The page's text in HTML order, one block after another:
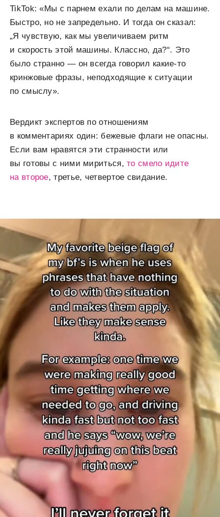
TikTok: «Мы с парнем ехали по делам на машине.
Быстро, но не запредельно. И тогда он сказал:
„Я чувствую, как мы увеличиваем ритм
и скорость этой машины. Классно, да?“. Это
было странно — он всегда говорил какие-то
кринжовые фразы, неподходящие к ситуации
по смыслу».
Вердикт экспертов по отношениям
в комментариях один: бежевые флаги не опасны.
Если вам нравятся эти странности или
вы готовы с ними мириться,то смело идите
на второе, третье, четвертое свидание.